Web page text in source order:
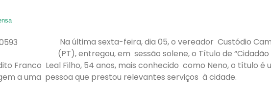
Na última sexta-feira, dia 05, o vereador Custódio
(PT), entregou, em sessão solene, o Título de “Cidadão
Franco Leal Filho, 54 anos, mais conhecido como Neno, o título é
a uma pessoa que prestou relevantes serviços à cidade.